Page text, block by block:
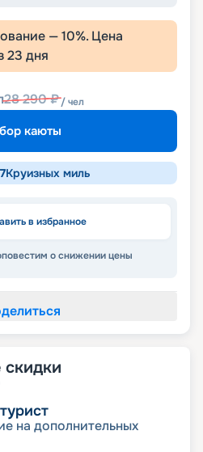
—10%. Цена
23 дня
28 290₽/ чел
каюты
Круизных миль
в избранное
о снижении цены
на дополнительных